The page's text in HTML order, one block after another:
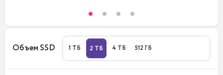
Объем SSD 1 ТБ 2 ТБ 4 ТБ 512 ГБ